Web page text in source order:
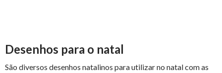
Desenhos para o natal
São diversos desenhos natalinos para utilizar no natal com as